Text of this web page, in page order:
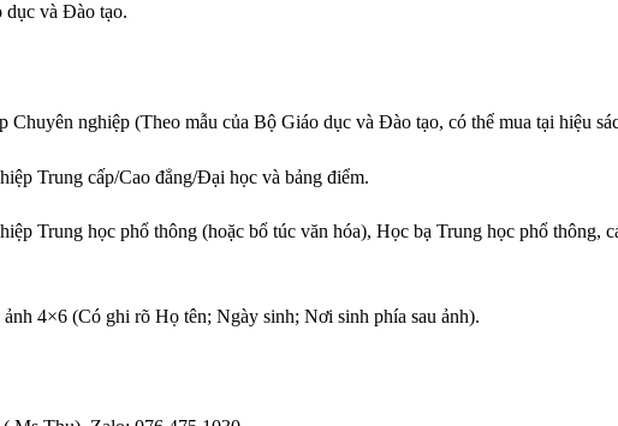
dục và Đào tạo.
Chuyên nghiệp (Theo mẫu của Bộ Giáo dục và Đào tạo, có thể mua tại hiệu
Trung cấp/Cao đẳng/Đại học và bảng điểm.
Trung học phổ thông (hoặc bổ túc văn hóa), Học bạ Trung học phổ thông,
4×6 (Có ghi rõ Họ tên; Ngày sinh; Nơi sinh phía sau ảnh).